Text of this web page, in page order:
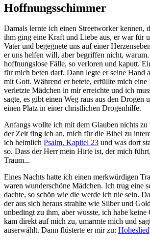
Hoffnungsschimmer
Damals lernte ich einen Streetworker kennen,
ihm ging eine Kraft und Liebe aus, er war für
Vater und begegnete uns auf einer
er uns helfen will, aber begriffen nicht,
hoffnungslose Fälle, so verloren und kaputt.
für mich beten darf. Dann legte er seine Hand
mit Gott. Während er betete, erfüllte mich eine
verletzte Mädchen in mir erreichte und ich
sagte, es gibt einen Weg raus aus den Drogen
einen Platz in einer christlichen Drogenhilfe.
Anfangs wollte ich mit dem Glauben nichts zu
der Zeit fing ich an, mich für die Bibel zu
ich heimlich Psalm, Kapitel 23 und was dort
so. Dass der Herr mein Hirte ist, der mich
Traum...
Eines Nachts hatte ich einen merkwürdigen
waren wunderschöne Mädchen. Ich trug eine
dachte, so schön wie die werde ich nie sein.
der aus sich heraus strahlte wie Silber und
unbedingt zu ihm, aber wusste, ich habe keine
kam direkt auf mich zu, umarmte mich und
auserwählt. Dann flüsterte er mir zu: